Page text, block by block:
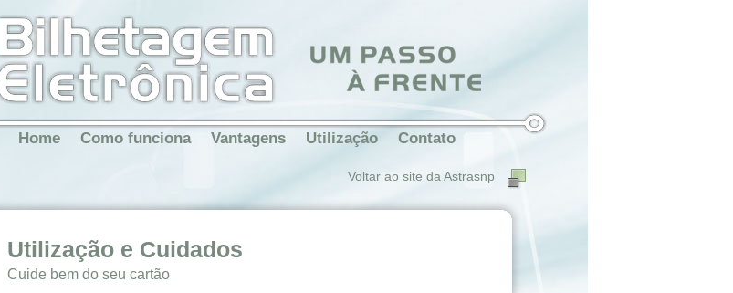
Home Como funciona Vantagens Utilização Contato
Voltar ao site da Astrasnp
Utilização e Cuidados
Cuide bem do seu cartão